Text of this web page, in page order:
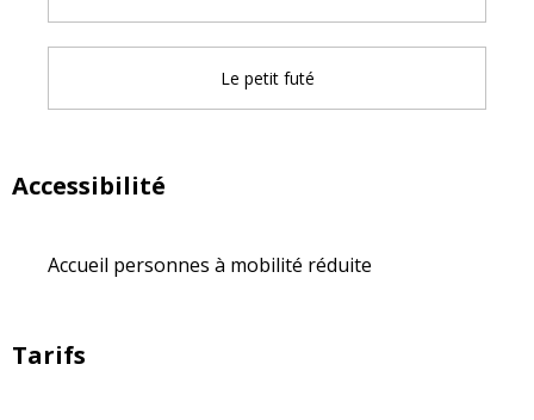
Le petit futé
Accessibilité
Accueil personnes à mobilité réduite
Tarifs